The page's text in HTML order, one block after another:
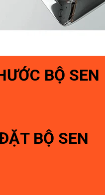
BỘ SEN
BỘ SEN